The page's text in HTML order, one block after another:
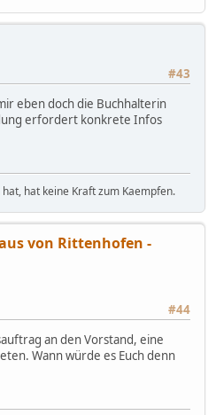
#43
eben doch die Buchhalterin
erfordert konkrete Infos
hat keine Kraft zum Kaempfen.
von Rittenhofen -
#44
an den Vorstand, eine
Wann würde es Euch denn